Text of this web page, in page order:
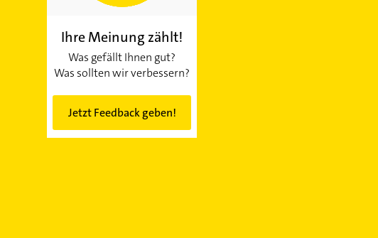
Ihre Meinung zählt!
Was gefällt Ihnen gut?
Was sollten wir verbessern?
Jetzt Feedback geben!